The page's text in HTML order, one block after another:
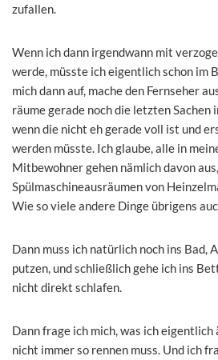
zufallen.
Wenn ich dann irgendwann mit
werde, müsste ich eigentlich schon im
mich dann auf, mache den Fernseher
räume gerade noch die letzten Sachen
wenn die nicht eh gerade voll ist und
werden müsste. Ich glaube, alle in
Mitbewohner gehen nämlich davon
Spülmaschineausräumen von
Wie so viele andere Dinge übrigens
Dann muss ich natürlich noch ins Bad,
putzen, und schließlich gehe ich ins
nicht direkt schlafen.
Dann frage ich mich, was ich
nicht immer so rennen muss. Und ich